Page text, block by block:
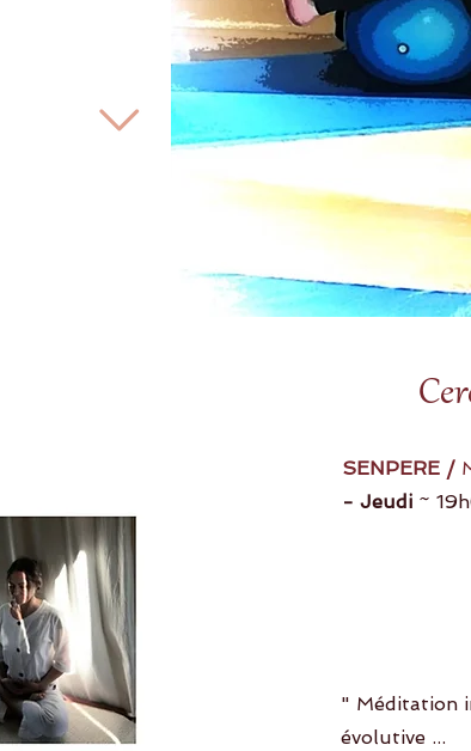
SENPERE /
- Jeudi ~
" Méditation
évolutive ...